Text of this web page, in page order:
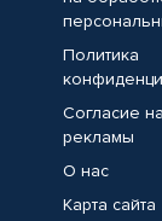
Политика
Согласие
рекламы
О нас
Карта сайта